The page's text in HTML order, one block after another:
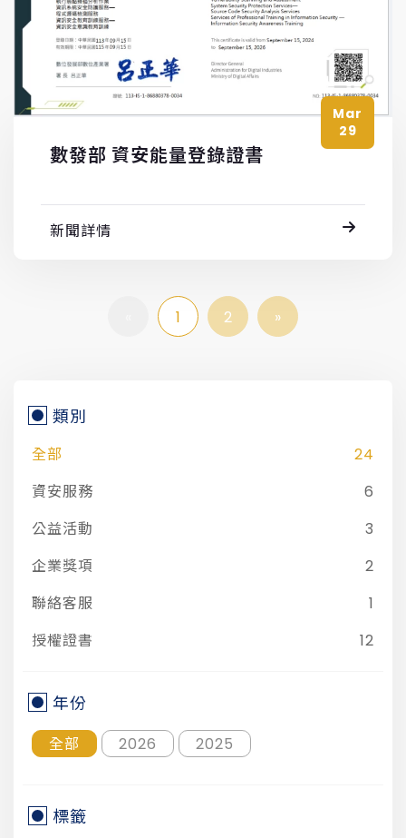
Mar
29
數發部 資安能量登錄證書
新聞詳情
1 2 »
類別
全部
24
資安服務
6
公益活動
3
企業獎項
2
聯絡客服
1
授權證書
12
年份
全部 2026 2025
標籤